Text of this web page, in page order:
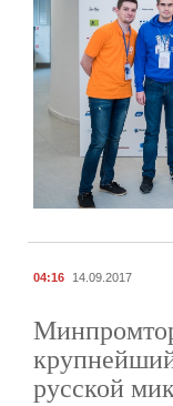
04:16 14.09.2017
русской